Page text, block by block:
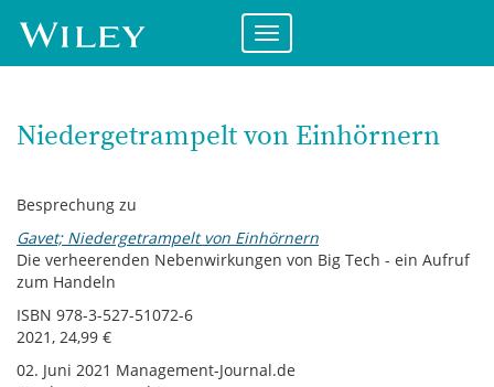
zum
Inhalt
Menü
ein-/ausklappen
Niedergetrampelt von Einhörnern
Besprechung zu
Gavet; Niedergetrampelt von Einhörnern
Die verheerenden Nebenwirkungen von Big Tech - ein Aufruf
zum Handeln
ISBN 978-3-527-51072-6
2021, 24,99 €
02. Juni 2021 Management-Journal.de